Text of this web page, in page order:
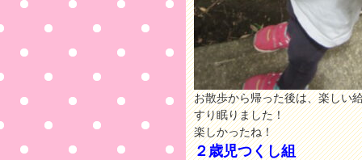
お散歩から帰った後は、楽しい
すり眠りました！
楽しかったね！
２歳児つくし組